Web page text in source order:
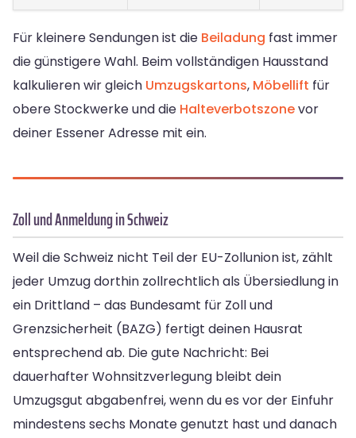
Für kleinere Sendungen ist die Beiladung fast immer
die günstigere Wahl. Beim vollständigen Hausstand
kalkulieren wir gleich Umzugskartons, Möbellift für
obere Stockwerke und die Halteverbotszonevor
deiner Essener Adresse mit ein.
Zoll und Anmeldung in Schweiz
Weil die Schweiz nicht Teil der EU-Zollunion ist, zählt
jeder Umzug dorthin zollrechtlich als Übersiedlung in
ein Drittland – das Bundesamt für Zoll und
Grenzsicherheit (BAZG) fertigt deinen Hausrat
entsprechend ab. Die gute Nachricht: Bei
dauerhafter Wohnsitzverlegung bleibt dein
Umzugsgut abgabenfrei, wenn du es vor der Einfuhr
mindestens sechs Monate genutzt hast und danach